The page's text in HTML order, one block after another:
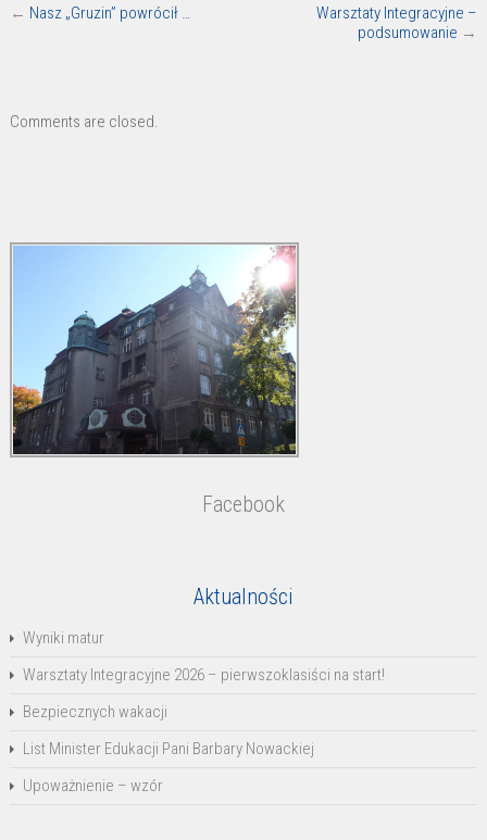
← Nasz „Gruzin” powrócił …
Warsztaty Integracyjne –
podsumowanie →
Comments are closed.
Facebook
Aktualności
Wyniki matur
Warsztaty Integracyjne 2026 – pierwszoklasiści na start!
Bezpiecznych wakacji
List Minister Edukacji Pani Barbary Nowackiej
Upoważnienie – wzór